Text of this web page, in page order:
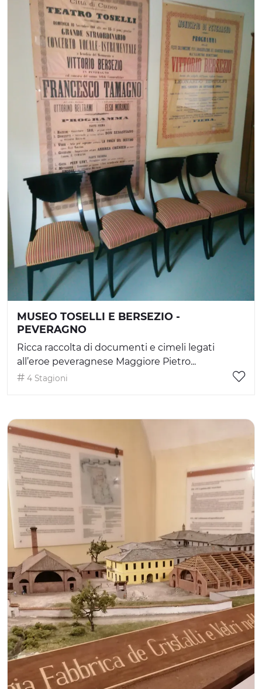
MUSEO TOSELLI E BERSEZIO -
PEVERAGNO
Ricca raccolta di documenti e cimeli legati
all’eroe peveragnese Maggiore Pietro...
4 Stagioni